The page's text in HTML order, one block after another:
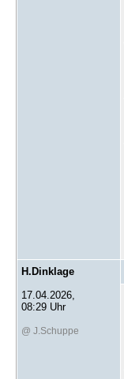
H.Dinklage
17.04.2026,
08:29 Uhr
@ J.Schuppe